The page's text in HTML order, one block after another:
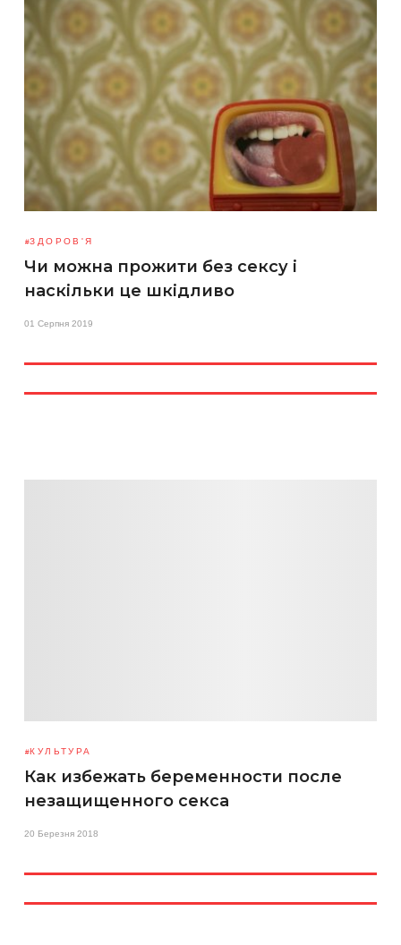
ЗДОРОВ'Я
Чи можна прожити без сексу і
наскільки це шкідливо
01 Серпня 2019
КУЛЬТУРА
Как избежать беременности после
незащищенного секса
20 Березня 2018